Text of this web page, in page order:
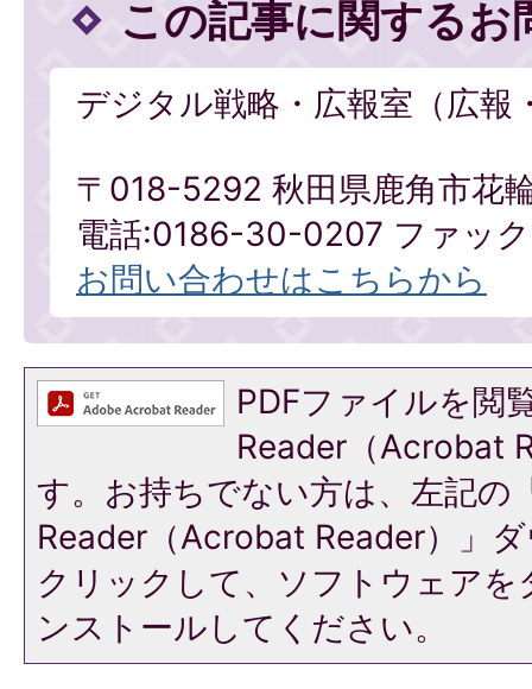
この記事に関するお
デジタル戦略・広報室（広報
〒018-5292 秋田県鹿角市花
電話:0186-30-0207 ファッ
お問い合わせはこちらから
PDFファイルを閲
Reader（Acrobat
す。お持ちでない方は、左記の
Reader（Acrobat Reader）」
クリックして、ソフトウェア
ンストールしてください。